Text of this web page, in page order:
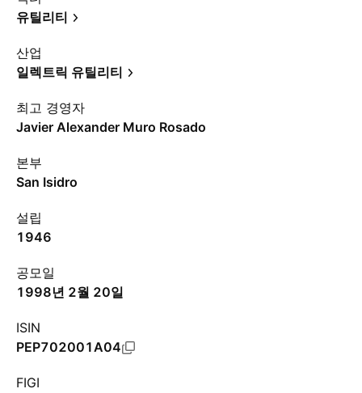
유틸리티
산업
일렉트릭 유틸리티
최고 경영자
Javier Alexander Muro Rosado
본부
San Isidro
설립
1946
공모일
1998년 2월 20일
ISIN
PEP702001A04
FIGI